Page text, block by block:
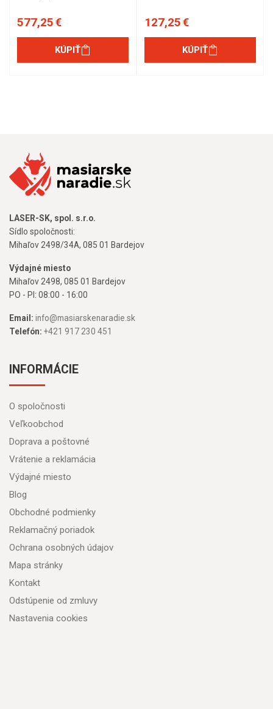
577,25 €
KÚPIŤ
127,25 €
KÚPIŤ
LASER-SK, spol. s.r.o.
Sídlo spoločnosti:
Mihaľov 2498/34A, 085 01 Bardejov
Výdajné miesto
Mihaľov 2498, 085 01 Bardejov
PO - PI: 08:00 - 16:00
Email: info@masiarskenaradie.sk
Telefón: +421 917 230 451
INFORMÁCIE
O spoločnosti
Veľkoobchod
Doprava a poštovné
Vrátenie a reklamácia
Výdajné miesto
Blog
Obchodné podmienky
Reklamačný poriadok
Ochrana osobných údajov
Mapa stránky
Kontakt
Odstúpenie od zmluvy
Nastavenia cookies